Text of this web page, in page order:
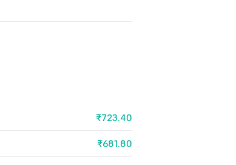
₹723.40
₹681.80